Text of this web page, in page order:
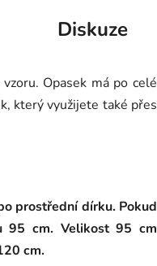
Diskuze
Opasek má po celé
který využijete také přes
prostřední dírku. Pokud
95 cm. Velikost 95 cm
cm.